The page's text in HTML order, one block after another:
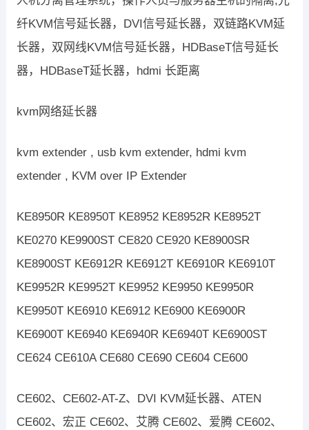
纤KVM信号延长器，DVI信号延长器，双链路KVM延
长器，双网线KVM信号延长器，HDBaseT信号延长
器，HDBaseT延长器，hdmi 长距离
kvm网络延长器
kvm extender , usb kvm extender, hdmi kvm
extender , KVM over IP Extender
KE8950R KE8950T KE8952 KE8952R KE8952T
KE0270 KE9900ST CE820 CE920 KE8900SR
KE8900ST KE6912R KE6912T KE6910R KE6910T
KE9952R KE9952T KE9952 KE9950 KE9950R
KE9950T KE6910 KE6912 KE6900 KE6900R
KE6900T KE6940 KE6940R KE6940T KE6900ST
CE624 CE610A CE680 CE690 CE604 CE600
CE602、CE602-AT-Z、DVI KVM延长器、ATEN
CE602、宏正 CE602、艾腾 CE602、爱腾 CE602、